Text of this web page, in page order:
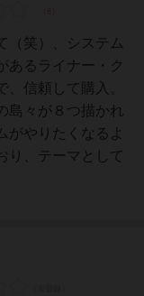
（笑）、システム
あるライナー・ク
、信頼して購入。
島々が８つ描かれ
がやりたくなるよ
り、テーマとして